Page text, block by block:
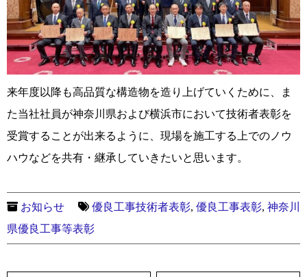
来年度以降も高品質な構造物を造り上げていくために、ま
た当社社員が神奈川県および横浜市において技術者表彰を
受賞することが出来るように、現場を施工する上でのノウ
ハウなどを共有・継承していきたいと思います。
お知らせ 優良工事技術者表彰, 優良工事表彰, 神奈川
県優良工事等表彰